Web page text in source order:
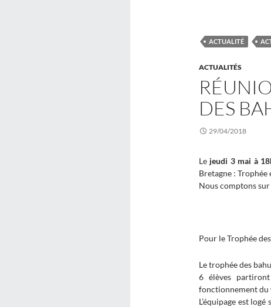
ACTUALITÉ
ACTUALITÉS
DES
29/04/2018
Le jeudi 3 mai à
Bretagne :
Nous comptons
Pour le Trophée
Le trophée des
6 élèves partiront
fonctionnement du
L’équipage est